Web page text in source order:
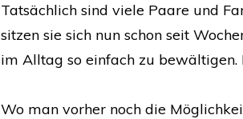
Tatsächlich sind viele Paare und
sitzen sie sich nun schon seit
im Alltag so einfach zu
Wo man vorher noch die